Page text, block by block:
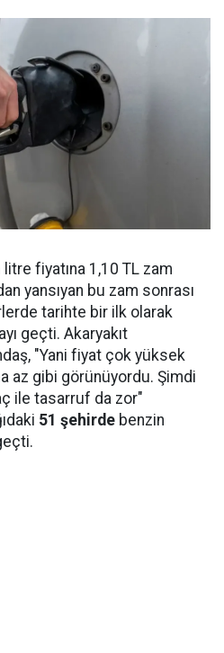
fiyatına 1,10 TL zam
yansıyan bu zam sonrası
tarihte bir ilk olarak
geçti. Akaryakıt
"Yani fiyat çok yüksek
az gibi görünüyordu. Şimdi
ile tasarruf da zor"
51 şehirde benzin